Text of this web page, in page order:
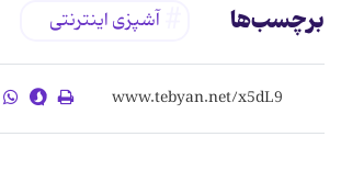
برچسب‌ها آشپزی اینترنتی